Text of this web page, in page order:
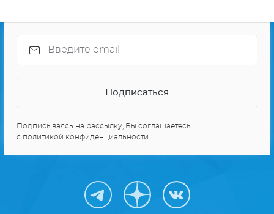
Подписываясь на рассылку, Вы соглашаетесь
с политикой конфиденциальности